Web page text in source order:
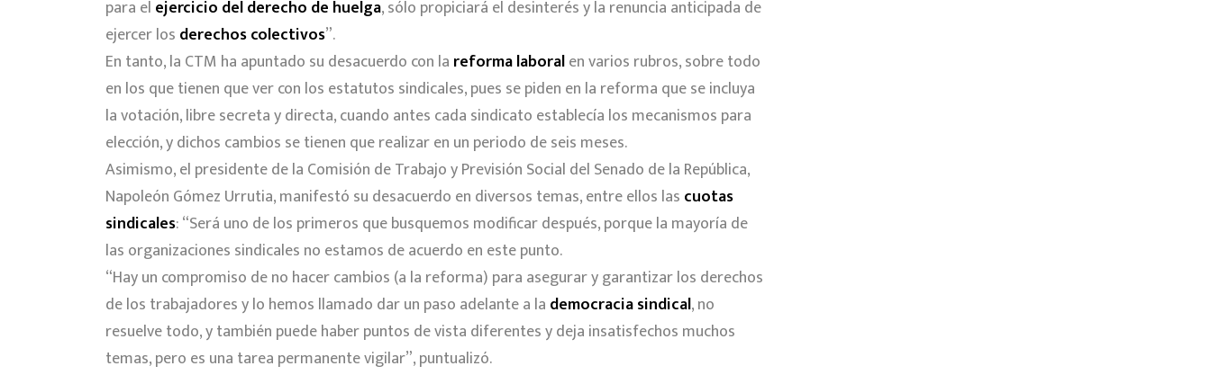
para el ejercicio del derecho de huelga, sólo propiciará el desinterés y la renuncia anticipada de
ejercer los derechos colectivos”.
En tanto, la CTM ha apuntado su desacuerdo con la reforma laboralen varios rubros, sobre todo
en los que tienen que ver con los estatutos sindicales, pues se piden en la reforma que se incluya
la votación, libre secreta y directa, cuando antes cada sindicato establecía los mecanismos para
elección, y dichos cambios se tienen que realizar en un periodo de seis meses.
Asimismo, el presidente de la Comisión de Trabajo y Previsión Social del Senado de la República,
Napoleón Gómez Urrutia, manifestó su desacuerdo en diversos temas, entre ellos las cuotas
sindicales: “Será uno de los primeros que busquemos modificar después, porque la mayoría de
las organizaciones sindicales no estamos de acuerdo en este punto.
“Hay un compromiso de no hacer cambios (a la reforma) para asegurar y garantizar los derechos
de los trabajadores y lo hemos llamado dar un paso adelante a la democracia sindical, no
resuelve todo, y también puede haber puntos de vista diferentes y deja insatisfechos muchos
temas, pero es una tarea permanente vigilar”, puntualizó.